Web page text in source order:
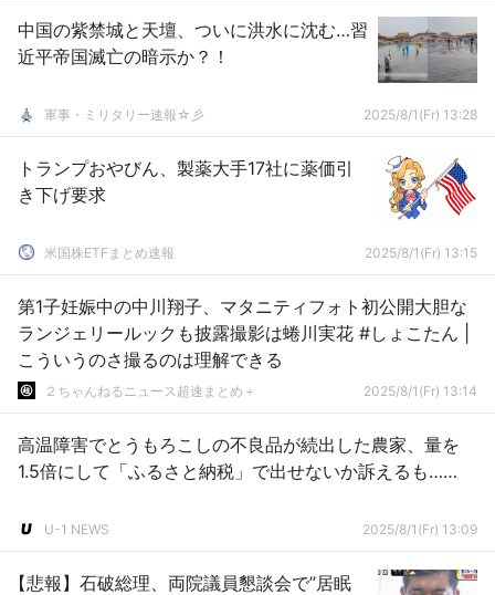
中国の紫禁城と天壇、ついに洪水に沈む…習
近平帝国滅亡の暗示か？！
軍事・ミリタリー速報☆彡 2025/8/1(Fr) 13:28
トランプおやびん、製薬大手17社に薬価引
き下げ要求
米国株ETFまとめ速報 2025/8/1(Fr) 13:15
第1子妊娠中の中川翔子、マタニティフォト初公開大胆な
ランジェリールックも披露撮影は蜷川実花 #しょこたん |
こういうのさ撮るのは理解できる
２ちゃんねるニュース超速まとめ＋ 2025/8/1(Fr) 13:14
高温障害でとうもろこしの不良品が続出した農家、量を
1.5倍にして「ふるさと納税」で出せないか訴えるも……
U-1 NEWS 2025/8/1(Fr) 13:09
【悲報】石破総理、両院議員懇談会で”居眠